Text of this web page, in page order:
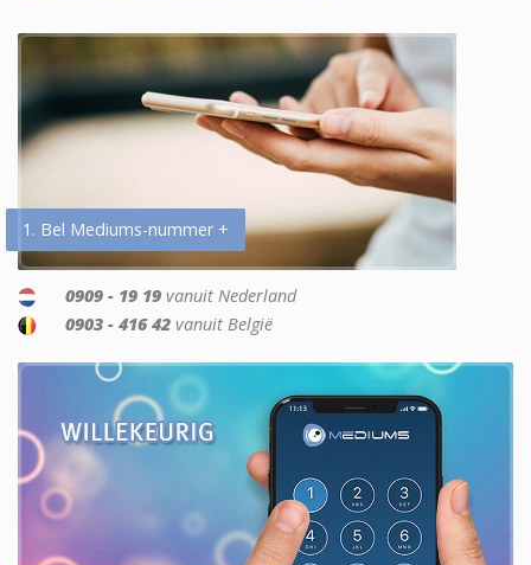
1. Bel Mediums-nummer +
0909 - 19 19 vanuit Nederland
0903 - 416 42 vanuit België